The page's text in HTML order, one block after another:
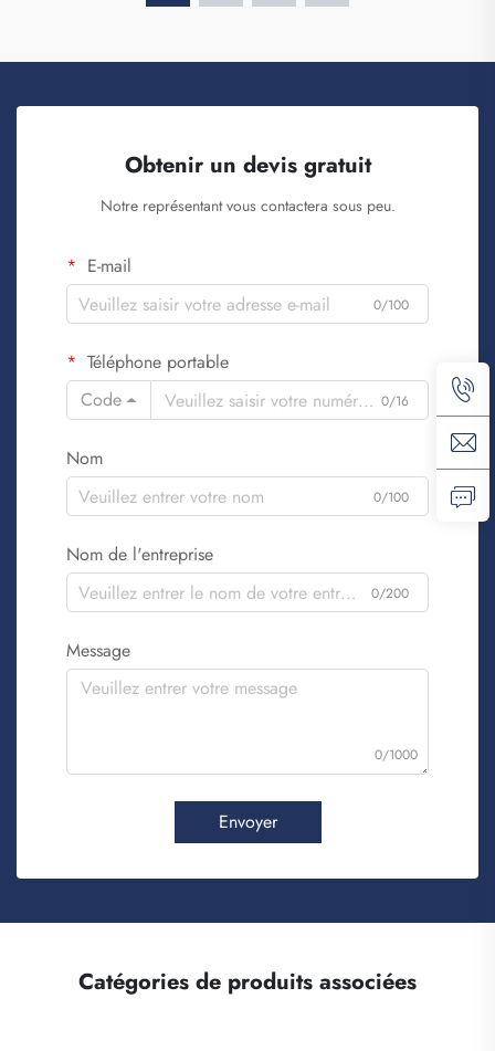
Obtenir un devis gratuit
Notre représentant vous contactera sous peu.
E-mail
0/100
Téléphone portable
Code
0/16
Nom
0/100
Nom de l'entreprise
0/200
Message
0/1000
Envoyer
Catégories de produits associées